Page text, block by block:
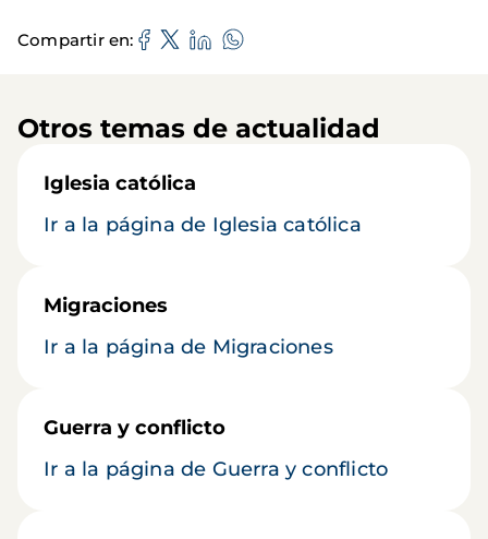
Compartir en
Otros temas de actualidad
Iglesia católica
Ir a la página de Iglesia católica
Migraciones
Ir a la página de Migraciones
Guerra y conflicto
Ir a la página de Guerra y conflicto